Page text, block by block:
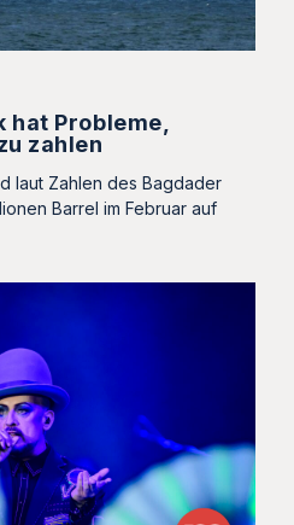
Probleme,
zahlen
laut Zahlen des Bagdader
Barrel im Februar auf